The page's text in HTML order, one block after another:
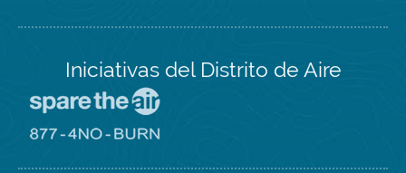
Iniciativas del Distrito de Aire